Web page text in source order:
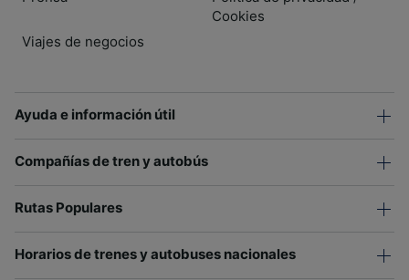
Viajes de negocios
Cookies
Ayuda e información útil
Compañías de tren y autobús
Rutas Populares
Horarios de trenes y autobuses nacionales